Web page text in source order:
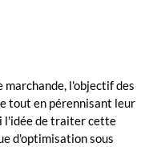
marchande, l'objectif des
tout en pérennisant leur
l'idée de traiter cette
d'optimisation sous